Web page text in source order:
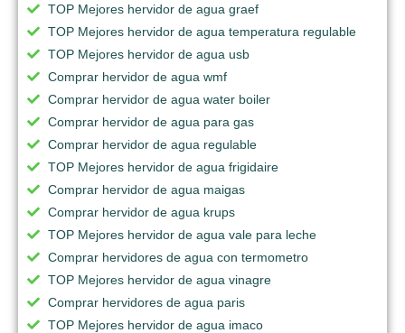
TOP Mejores hervidor de agua graef
TOP Mejores hervidor de agua temperatura regulable
TOP Mejores hervidor de agua usb
Comprar hervidor de agua wmf
Comprar hervidor de agua water boiler
Comprar hervidor de agua para gas
Comprar hervidor de agua regulable
TOP Mejores hervidor de agua frigidaire
Comprar hervidor de agua maigas
Comprar hervidor de agua krups
TOP Mejores hervidor de agua vale para leche
Comprar hervidores de agua con termometro
TOP Mejores hervidor de agua vinagre
Comprar hervidores de agua paris
TOP Mejores hervidor de agua imaco